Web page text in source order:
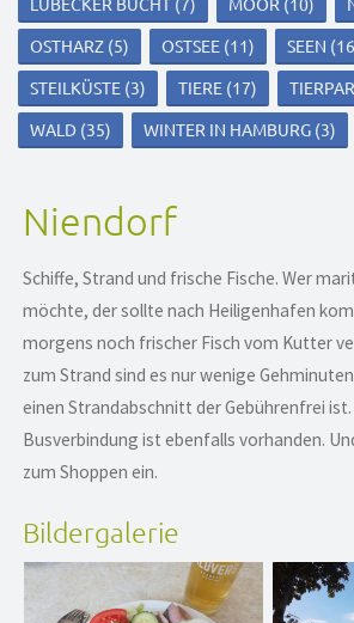
OSTHARZ (5) OSTSEE (11) SEEN
STEILKÜSTE (3) TIERE (17)
WALD (35) WINTER IN HAMBURG (3)
Niendorf
Schiffe, Strand und frische Fische. Wer
möchte, der sollte nach Heiligenhafen
morgens noch frischer Fisch vom Kutter
zum Strand sind es nur wenige
einen Strandabschnitt der Gebührenfrei
Busverbindung ist ebenfalls vorhanden.
zum Shoppen ein.
Bildergalerie